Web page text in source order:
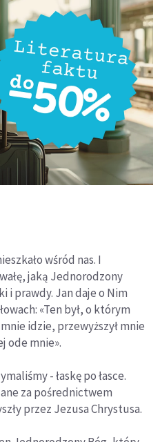
wśród nas. I
jaką Jednorodzony
i prawdy. Jan daje o Nim
«Ten był, o którym
idzie, przewyższył mnie
ode mnie».
- łaskę po łasce.
za pośrednictwem
przez Jezusa Chrystusa.